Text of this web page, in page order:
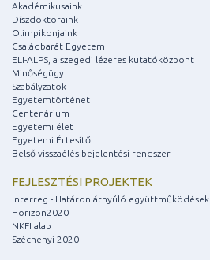
Akadémikusaink
Díszdoktoraink
Olimpikonjaink
Családbarát Egyetem
ELI-ALPS, a szegedi lézeres kutatóközpont
Minőségügy
Szabályzatok
Egyetemtörténet
Centenárium
Egyetemi élet
Egyetemi Értesítő
Belső visszaélés-bejelentési rendszer
FEJLESZTÉSI PROJEKTEK
Interreg - Határon átnyúló együttműködések
Horizon2020
NKFI alap
Széchenyi 2020